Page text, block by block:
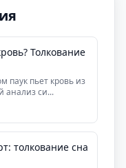
Толкование
паук пьет кровь из
анализ си...
толкование сна